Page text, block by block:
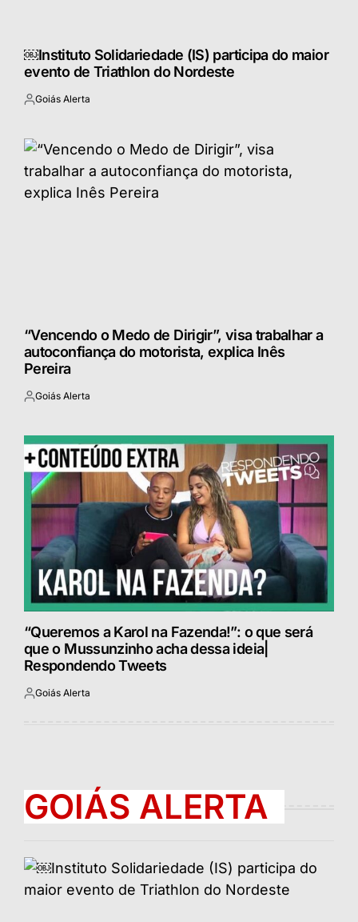
￼Instituto Solidariedade (IS) participa do maior
evento de Triathlon do Nordeste
Postado
Goiás Alerta
“Vencendo o Medo de Dirigir”, visa trabalhar a
autoconfiança do motorista, explica Inês
Pereira
Postado
Goiás Alerta
“Queremos a Karol na Fazenda!”: o que será
que o Mussunzinho acha dessa ideia|
Respondendo Tweets
Postado
Goiás Alerta
GOIÁS ALERTA